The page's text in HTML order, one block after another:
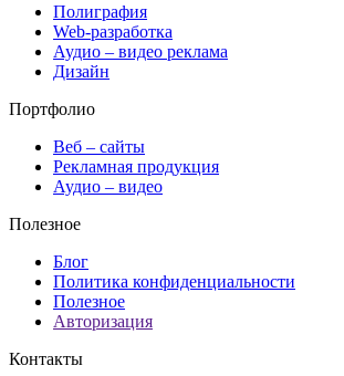
Полиграфия
Web-разработка
Аудио – видео реклама
Дизайн
Портфолио
Веб – сайты
Рекламная продукция
Аудио – видео
Полезное
Блог
Политика конфиденциальности
Полезное
Авторизация
Контакты